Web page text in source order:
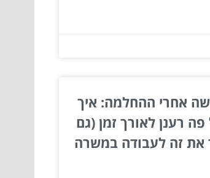
אחרי ההחלמה: איך
רענן לאורך זמן (גם
את זה לעבודה במשרה